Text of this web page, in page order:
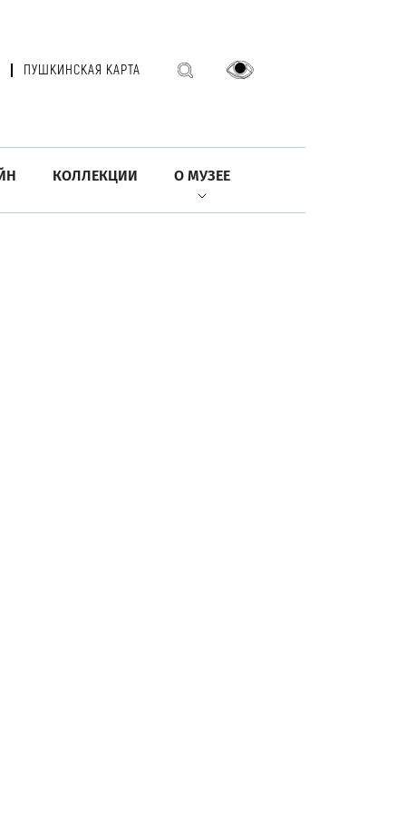
ПУШКИНСКАЯ КАРТА
КОЛЛЕКЦИИ О МУЗЕЕ